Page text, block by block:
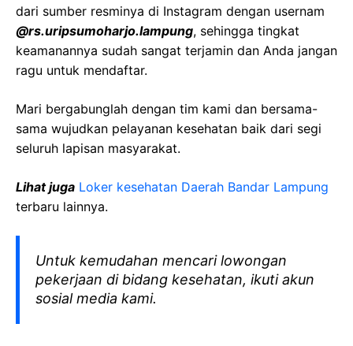
dari sumber resminya di Instagram dengan usernam
@rs.uripsumoharjo.lampung, sehingga tingkat
keamanannya sudah sangat terjamin dan Anda jangan
ragu untuk mendaftar.
Mari bergabunglah dengan tim kami dan bersama-
sama wujudkan pelayanan kesehatan baik dari segi
seluruh lapisan masyarakat.
Lihat juga Loker kesehatan Daerah Bandar Lampung
terbaru lainnya.
Untuk kemudahan mencari lowongan
pekerjaan di bidang kesehatan, ikuti akun
sosial media kami.